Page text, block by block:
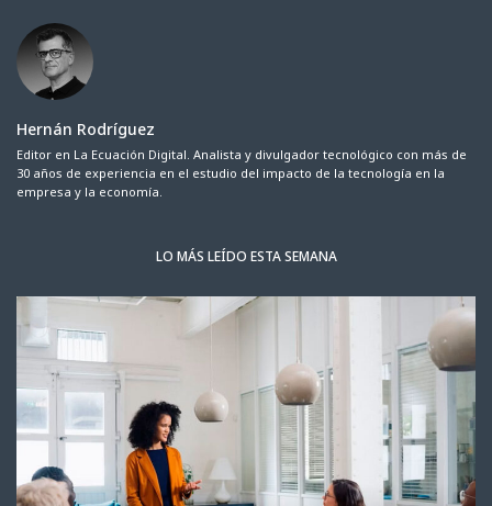
Hernán Rodríguez
Editor en La Ecuación Digital. Analista y divulgador tecnológico con más de
30 años de experiencia en el estudio del impacto de la tecnología en la
empresa y la economía.
LO MÁS LEÍDO ESTA SEMANA